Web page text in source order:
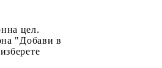
цел.
"Добави в